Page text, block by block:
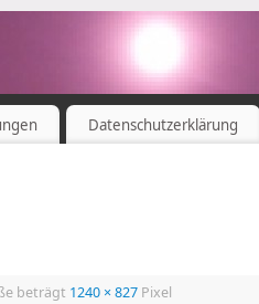
Datenschutzerklärung
beträgt 1240 × 827 Pixel